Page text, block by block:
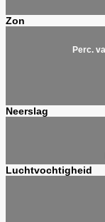
Zon
Perc.
Neerslag
Luchtvochtigheid